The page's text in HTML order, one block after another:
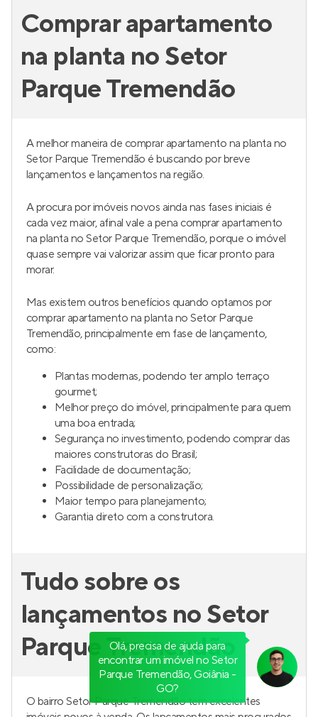
Comprar apartamento
na planta no Setor
Parque Tremendão
A melhor maneira de comprar apartamento na planta no
Setor Parque Tremendão é buscando por breve
lançamentos e lançamentos na região.
A procura por imóveis novos ainda nas fases iniciais é
cada vez maior, afinal vale a pena comprar apartamento
na planta no Setor Parque Tremendão, porque o imóvel
quase sempre vai valorizar assim que ficar pronto para
morar.
Mas existem outros benefícios quando optamos por
comprar apartamento na planta no Setor Parque
Tremendão, principalmente em fase de lançamento,
como:
Plantas modernas, podendo ter amplo terraço
gourmet;
Melhor preço do imóvel, principalmente para quem
uma boa entrada;
Segurança no investimento, podendo comprar das
maiores construtoras do Brasil;
Facilidade de documentação;
Possibilidade de personalização;
Maior tempo para planejamento;
Garantia direto com a construtora.
Tudo sobre os
lançamentos no Setor
Parque Tremendão
O bairro Setor Parque Tremendão tem excelentes
Olá, precisa de ajuda para
encontrar um imóvel no Setor
Parque Tremendão, Goiânia -
GO?